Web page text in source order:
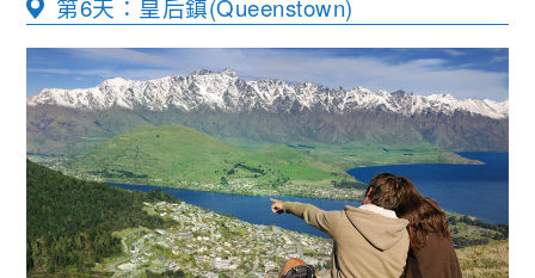
第6天：皇后鎮(Queenstown)